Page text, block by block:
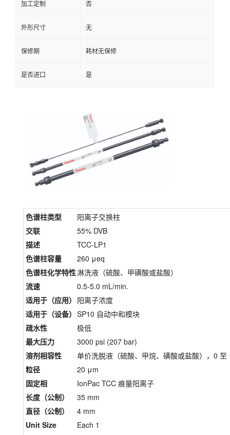
加工定制 否
外形尺寸 无
保修期 耗材无保修
是否进口 是
色谱柱类型
阳离子交换柱
交联
55% DVB
描述
TCC-LP1
色谱柱容量
260 μeq
色谱柱化学特性淋洗液（硫酸、甲磺酸或盐酸）
流速
0.5-5.0 mL/min.
适用于（应用） 阳离子浓度
适用于（设备） SP10 自动中和模块
疏水性
极低
最大压力
3000 psi (207 bar)
溶剂相容性
单价洗脱液（硫酸、甲烷、磺酸或盐酸），0 至
粒径
20 μm
固定相
IonPac TCC 痕量阳离子
长度（公制）
35 mm
直径（公制）
4 mm
Unit Size
Each 1